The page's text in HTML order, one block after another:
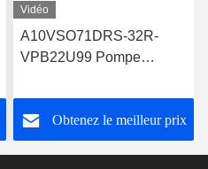
Vidéo
A10VSO71DRS-32R-
VPB22U99 Pompe
Obtenez le meilleur prix